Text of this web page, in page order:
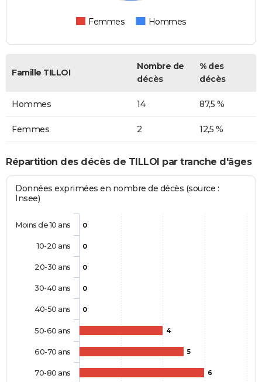
Femmes Hommes
Famille TILLOI
Nombre de
décès
% des
décès
Hommes 14 87,5 %
Femmes 2 12,5 %
Répartition des décès de TILLOI par tranche d'âges
Données exprimées en nombre de décès (source :
Insee)
0
0
0
0
0
4
5
6
Moins de 10 ans
10-20 ans
20-30 ans
30-40 ans
40-50 ans
50-60 ans
60-70 ans
70-80 ans